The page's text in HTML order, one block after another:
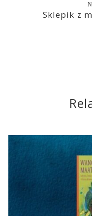
Sklepik z